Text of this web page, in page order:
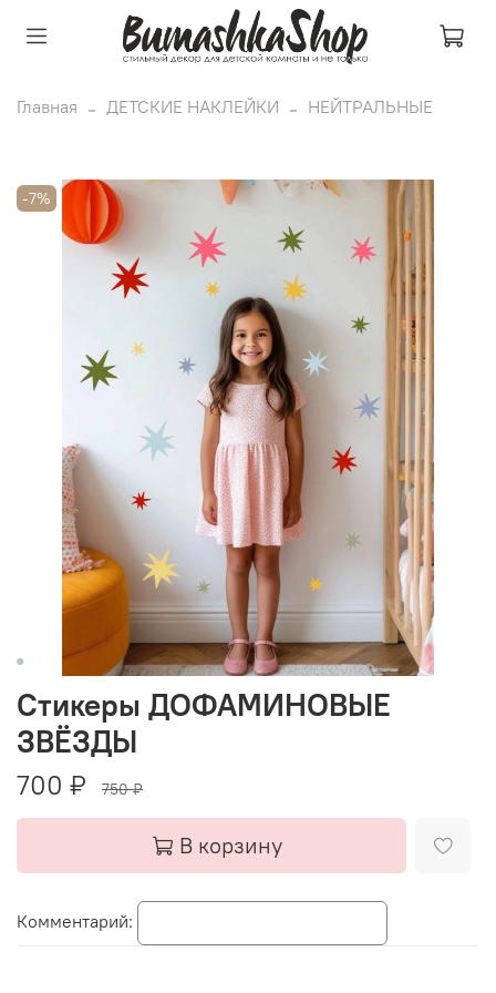
Главная ДЕТСКИЕ НАКЛЕЙКИ НЕЙТРАЛЬНЫЕ
-7%
Стикеры ДОФАМИНОВЫЕ
ЗВЁЗДЫ
700 ₽ 750 ₽
Комментарий:
В корзину